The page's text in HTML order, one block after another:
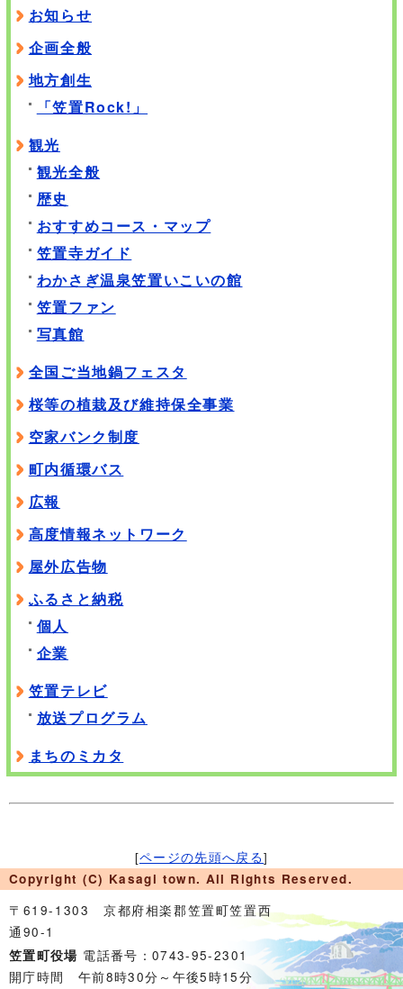
お知らせ
企画全般
地方創生
「笠置Rock!」
観光
観光全般
歴史
おすすめコース・マップ
笠置寺ガイド
わかさぎ温泉笠置いこいの館
笠置ファン
写真館
全国ご当地鍋フェスタ
桜等の植栽及び維持保全事業
空家バンク制度
町内循環バス
広報
高度情報ネットワーク
屋外広告物
ふるさと納税
個人
企業
笠置テレビ
放送プログラム
まちのミカタ
[ページの先頭へ戻る]
Copyright (C) Kasagi town. All Rights Reserved.
〒619-1303 京都府相楽郡笠置町笠置西
通90-1
笠置町役場 電話番号：0743-95-2301
開庁時間 午前8時30分～午後5時15分